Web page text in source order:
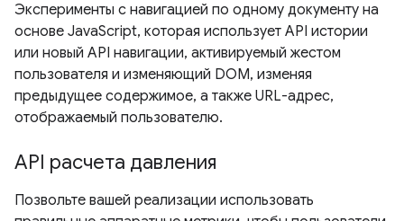
Эксперименты с навигацией по одному документу на
основе JavaScript, которая использует API истории
или новый API навигации, активируемый жестом
пользователя и изменяющий DOM, изменяя
предыдущее содержимое, а также URL-адрес,
отображаемый пользователю.
API расчета давления
Позвольте вашей реализации использовать